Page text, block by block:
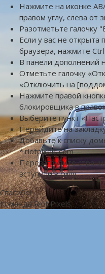
Нажмите на иконке
правом углу, слева от
Разотметьте галочку
Если у вас не открыта
браузера, нажмите
В панели дополнений
Отметьте галочку
«Отключить на
Нажмите правой
блокировщика в
Выберите пункт
Перейдите на
Добавьте к списку
*.riotpixels.com
Перезагрузите
вступили в силу
Спасибо!
Команда Riot Pixels.